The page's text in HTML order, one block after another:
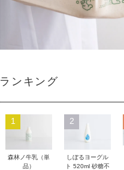
ランキング
1
森林ノ牛乳（単
品）
2
しぼるヨーグル
ト 520ml 砂糖不